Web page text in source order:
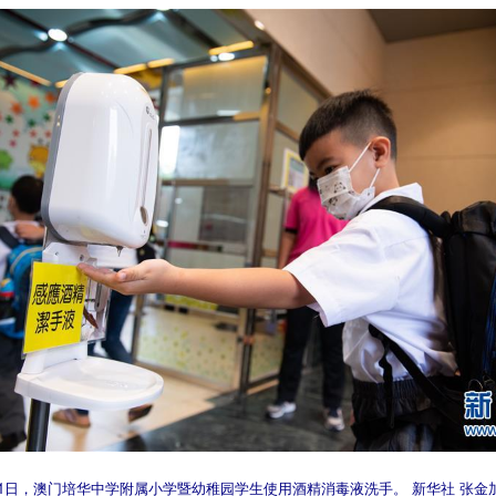
日，澳门培华中学附属小学暨幼稚园学生使用酒精消毒液洗手。 新华社 张金